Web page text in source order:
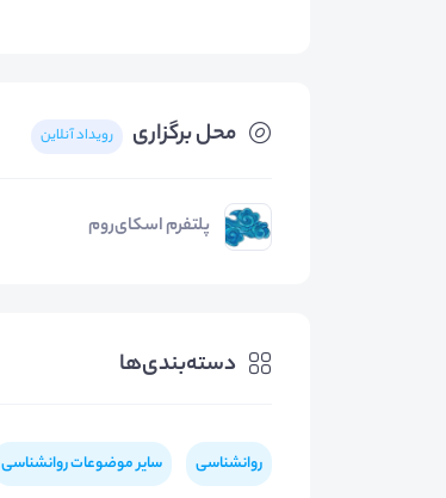
محل برگزاری رویداد آنلاین
پلتفرم اسکای‌روم
دسته‌بندی‌ها
روانشناسی سایر موضوعات روانشناسی